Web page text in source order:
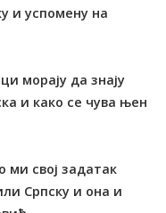
и успомену на
морају да знају
и како се чува њен
свој задатак
Српску и она и